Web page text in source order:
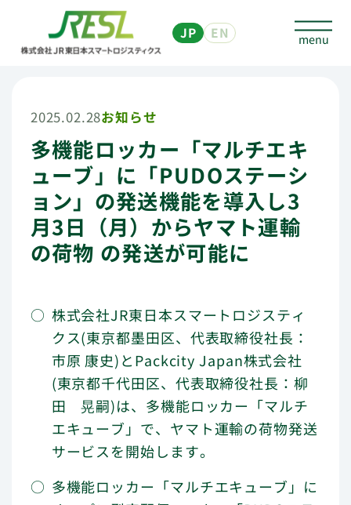
JP EN
2025.02.28お知らせ
多機能ロッカー「マルチエキ
ューブ」に「PUDOステーシ
ョン」の発送機能を導入し3
月3日（月）からヤマト運輸
の荷物 の発送が可能に
株式会社JR東日本スマートロジスティ
クス(東京都墨田区、代表取締役社長：
市原 康史)とPackcity Japan株式会社
(東京都千代田区、代表取締役社長：柳
田 晃嗣)は、多機能ロッカー「マルチ
エキューブ」で、ヤマト運輸の荷物発送
サービスを開始します。
多機能ロッカー「マルチエキューブ」に
個人のお客さま
マルチエキューブについて
予約なしで預ける
予約して荷物を預ける、発送する
他社サービスを利用して
荷物・商品を送る、受取る
個人のお客さま
よくあるご質問